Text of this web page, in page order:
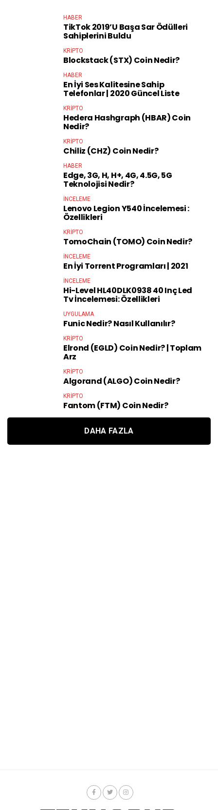
HABER
TikTok 2019’u Başa Sar Ödülleri
Sahiplerini Buldu
KRIPTO
Blockstack (STX) Coin Nedir?
HABER
En İyi Ses Kalitesine Sahip
Telefonlar | 2020 Güncel Liste
KRIPTO
Hedera Hashgraph (HBAR) Coin
Nedir?
KRIPTO
Chiliz (CHZ) Coin Nedir?
HABER
Edge, 3G, H, H+, 4G, 4.5G, 5G
Teknolojisi Nedir?
İNCELEME
Lenovo Legion Y540 İncelemesi :
Özellikleri
KRIPTO
TomoChain (TOMO) Coin Nedir?
İNCELEME
En İyi Torrent Programları | 2021
İNCELEME
Hi-Level HL40DLK0938 40 Inç Led
Tv İncelemesi: Özellikleri
UYGULAMA
Funic Nedir? Nasıl Kullanılır?
KRIPTO
Elrond (EGLD) Coin Nedir? | Toplam
Arz
KRIPTO
Algorand (ALGO) Coin Nedir?
KRIPTO
Fantom (FTM) Coin Nedir?
DAHA FAZLA